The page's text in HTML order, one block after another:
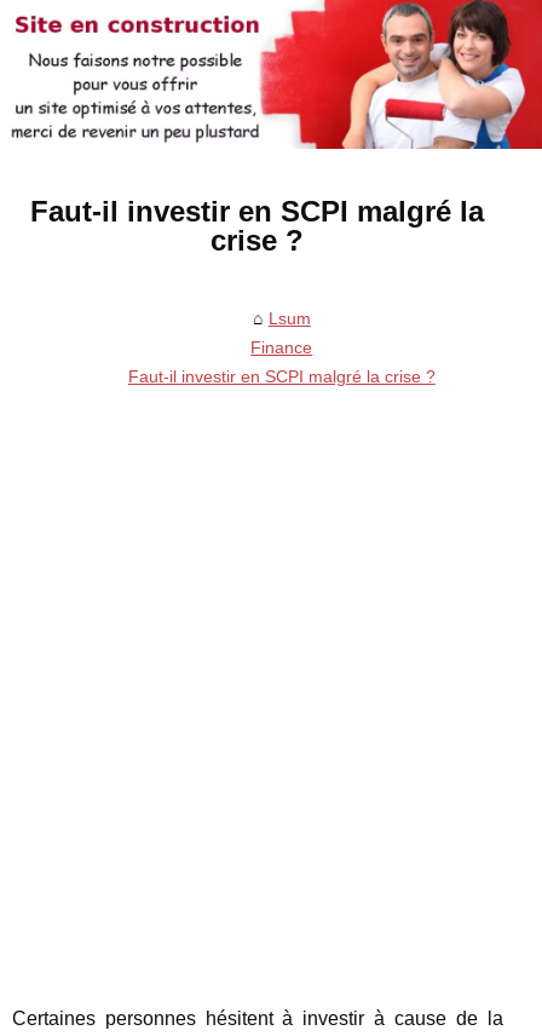
Faut-il investir en SCPI malgré la
crise ?
Lsum
Finance
Faut-il investir en SCPI malgré la crise ?
Certaines personnes hésitent à investir à cause de la